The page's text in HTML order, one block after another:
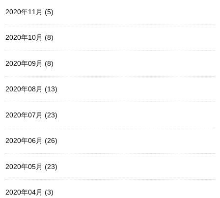
2020年11月 (5)
2020年10月 (8)
2020年09月 (8)
2020年08月 (13)
2020年07月 (23)
2020年06月 (26)
2020年05月 (23)
2020年04月 (3)